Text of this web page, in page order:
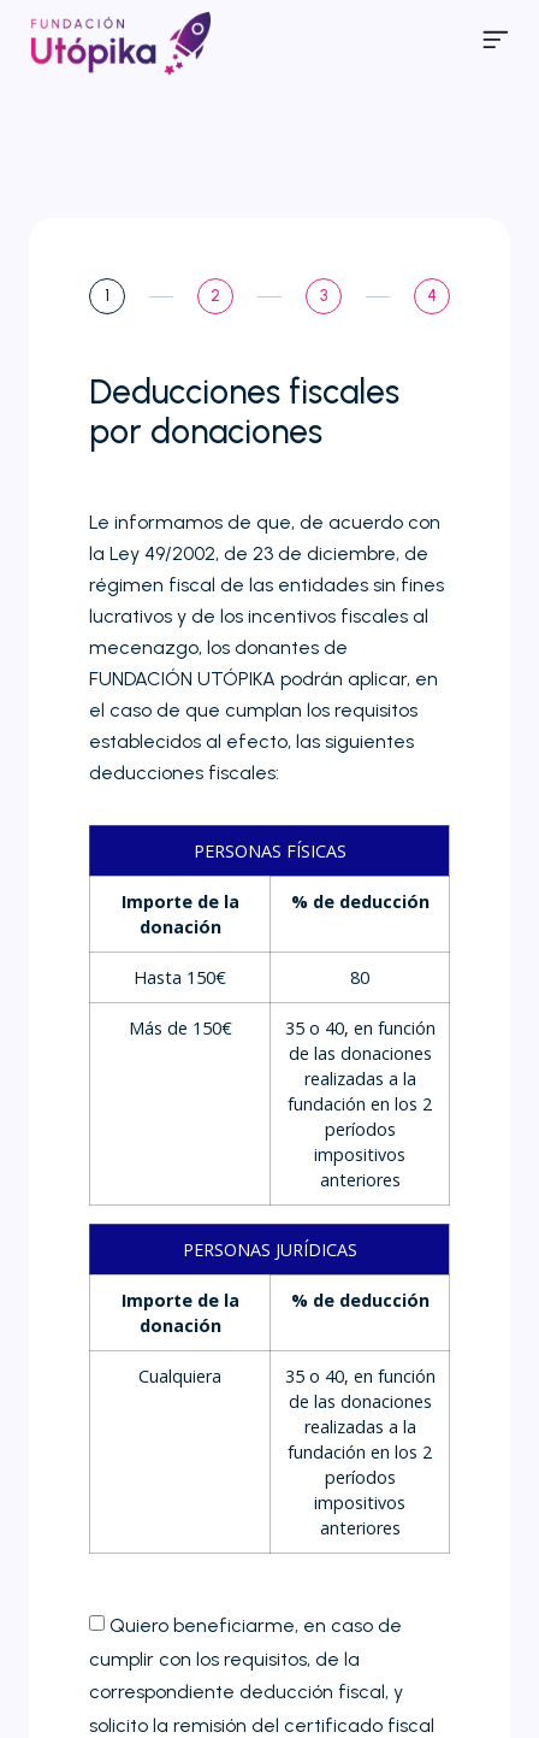
1 2 3 4
Deducciones fiscales
por donaciones
Le informamos de que, de acuerdo con
la Ley 49/2002, de 23 de diciembre, de
régimen fiscal de las entidades sin fines
lucrativos y de los incentivos fiscales al
mecenazgo, los donantes de
FUNDACIÓN UTÓPIKA podrán aplicar, en
el caso de que cumplan los requisitos
establecidos al efecto, las siguientes
deducciones fiscales:
PERSONAS FÍSICAS
Importe de la
donación
% de deducción
Hasta 150€ 80
Más de 150€
35 o 40, en función
de las donaciones
realizadas a la
fundación en los 2
períodos
impositivos
anteriores
PERSONAS JURÍDICAS
Importe de la
donación
% de deducción
Cualquiera
35 o 40, en función
de las donaciones
realizadas a la
fundación en los 2
períodos
impositivos
anteriores
Quiero beneficiarme, en caso de
cumplir con los requisitos, de la
correspondiente deducción fiscal, y
solicito la remisión del certificado fiscal